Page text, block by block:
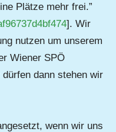
Plätze mehr frei.”
]. Wir
nutzen um unserem
Wiener SPÖ
dann stehen wir
wenn wir uns